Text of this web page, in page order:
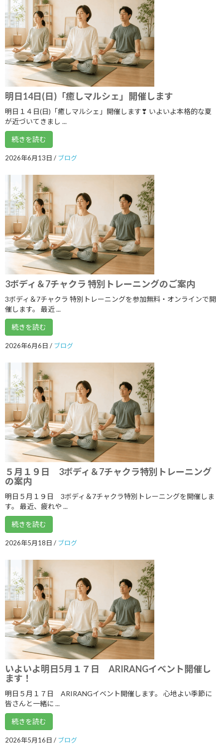
2024年12月
2024年11月
2024年10月
2024年9月
2024年8月
2024年6月
2024年5月
2024年4月
2024年2月
2024年1月
2023年12月
2023年11月
2023年10月
2023年9月
2023年8月
2023年4月
2023年3月
2023年2月
2023年1月
2022年12月
2022年10月
2022年9月
2022年8月
2022年5月
2022年4月
2022年3月
2022年2月
2022年1月
2021年12月
2021年11月
2021年10月
2021年9月
2021年8月
明日14日(日)「癒しマルシェ」開催します
明日１４日(日)「癒しマルシェ」開催します❣ いよいよ本格的な夏
が近づいてきまし ...
続きを読む
2026年6月13日 / ブログ
3ボディ＆7チャクラ 特別トレーニングのご案内
3ボディ＆7チャクラ 特別トレーニングを参加無料・オンラインで開
催します。 最近 ...
続きを読む
2026年6月6日 / ブログ
５月１９日 3ボディ＆7チャクラ特別トレーニング
の案内
明日５月１９日 3ボディ＆7チャクラ特別トレーニングを開催しま
す。 最近、疲れや ...
続きを読む
2026年5月18日 / ブログ
いよいよ明日5月１７日 ARIRANGイベント開催し
ます！
明日５月１７日 ARIRANGイベント開催します。 心地よい季節に
皆さんと一緒に ...
続きを読む
2026年5月16日 / ブログ